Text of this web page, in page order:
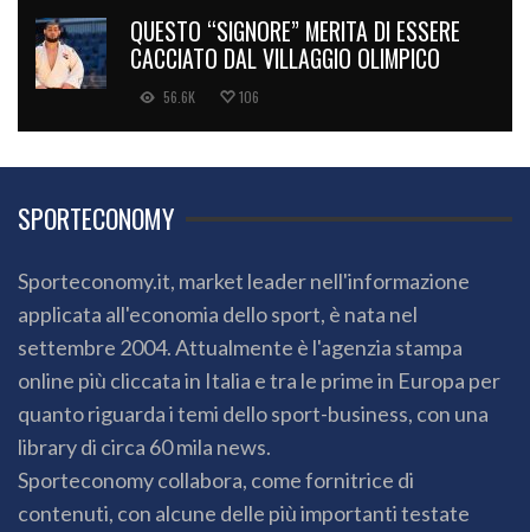
QUESTO “SIGNORE” MERITA DI ESSERE
CACCIATO DAL VILLAGGIO OLIMPICO
56.6K 106
SPORTECONOMY
Sporteconomy.it, market leader nell'informazione
applicata all'economia dello sport, è nata nel
settembre 2004. Attualmente è l'agenzia stampa
online più cliccata in Italia e tra le prime in Europa per
quanto riguarda i temi dello sport-business, con una
library di circa 60 mila news.
Sporteconomy collabora, come fornitrice di
contenuti, con alcune delle più importanti testate